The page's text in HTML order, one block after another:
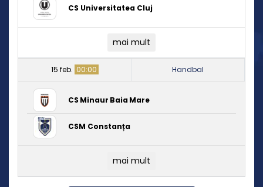
CS Universitatea Cluj
mai mult
15 feb. 00:00 Handbal
CS Minaur Baia Mare
CSM Constanța
mai mult